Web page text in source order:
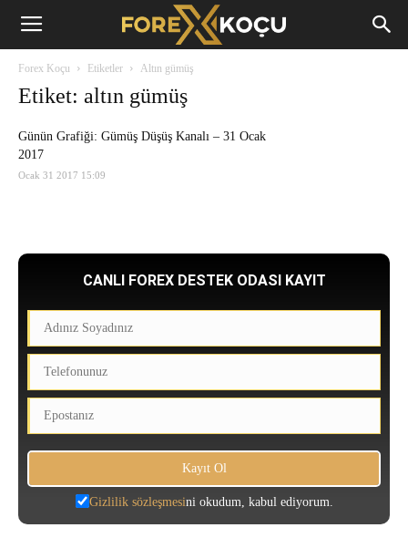
Forex
Forex Koçu Etiketler Altın gümüş
Etiket: altın gümüş
Günün Grafiği: Gümüş Düşüş Kanalı – 31 Ocak
2017
Ocak 31 2017 15:09
CANLI FOREX DESTEK ODASI KAYIT
Gizlilik sözleşmesini okudum, kabul ediyorum.